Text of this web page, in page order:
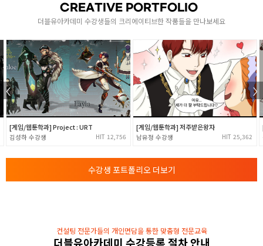
2
[ 인체의 골격 이해 ]
- 남녀 골격의 차이 얼굴과 가슴선까지의 포컬포인트
[ 인체의 근육 이해 ]
- 두상과 얼굴의 근육흐름도 (전두/두정/측두/후두)
- 얼굴과 가슴선까지의 포컬포인트
- 상체 ( 앞, 뒤 ) 근육 척추의 흐름
- 팔 근육과 손의 디테일
- 게임캐릭터 모작 1
- 다리 근육 ( 앞, 뒤 ) 발 골격 근육 이해 및 적용
재질 / 빛 / 명암
- 명화 연구, 색체 연구
CREATIVE PORTFOLIO
더블유아카데미 수강생들의 크리에이티브한 작품들을 만나보세요
[게임/웹툰학과] Project : URT
김성하 12,756
[게임/웹툰학과] 저주받은왕자
남유정 25,362
수강생 포트폴리오 더보기
컨설팅 전문가들의 개인면담을 통한 맞춤형 전문교육
더블유아카데미 수강등록 절차 안내